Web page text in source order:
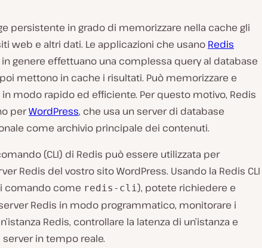
persistente in grado di memorizzare nella cache gli
web e altri dati. Le applicazioni che usano Redis
in genere effettuano una complessa query al database
mettono in cache i risultati. Può memorizzare e
modo rapido ed efficiente. Per questo motivo, Redis
perWordPress, che usa un server di database
come archivio principale dei contenuti.
(CLI) di Redis può essere utilizzata per
Redis del vostro sito WordPress. Usando la Redis CLI
comando come redis-cli), potete richiedere e
Redis in modo programmatico, monitorare i
Redis, controllare la latenza di un’istanza e
in tempo reale.